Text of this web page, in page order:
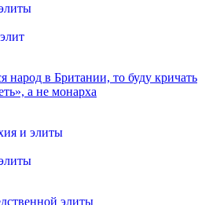
народ в Британии, то буду кричать
а не монарха
и элиты
элиты